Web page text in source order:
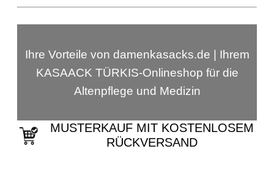
Ihre Vorteile von damenkasacks.de | Ihrem
KASAACK TÜRKIS-Onlineshop für die
Altenpflege und Medizin
MUSTERKAUF MIT KOSTENLOSEM
RÜCKVERSAND